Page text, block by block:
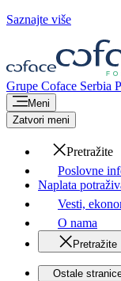
Saznajte više
Grupe Coface Serbia
Meni
Zatvori meni
Pretražite
Poslovne
Naplata
Vesti,
O nama
Pretražite
Ostale